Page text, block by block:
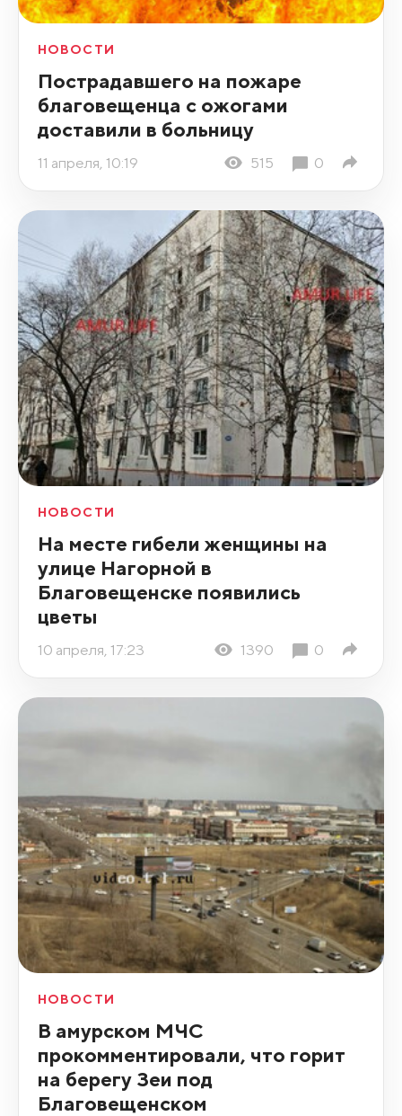
НОВОСТИ
Пострадавшего на пожаре
благовещенца с ожогами
доставили в больницу
11 апреля, 10:19 515 0
НОВОСТИ
На месте гибели женщины на
улице Нагорной в
Благовещенске появились
цветы
10 апреля, 17:23 1390 0
НОВОСТИ
В амурском МЧС
прокомментировали, что горит
на берегу Зеи под
Благовещенском